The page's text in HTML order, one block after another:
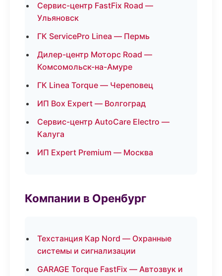
Сервис-центр FastFix Road —
Ульяновск
ГК ServicePro Linea — Пермь
Дилер-центр Моторс Road —
Комсомольск-на-Амуре
ГК Linea Torque — Череповец
ИП Box Expert — Волгоград
Сервис-центр AutoCare Electro —
Калуга
ИП Expert Premium — Москва
Компании в Оренбург
Техстанция Кар Nord — Охранные
системы и сигнализации
GARAGE Torque FastFix — Автозвук и